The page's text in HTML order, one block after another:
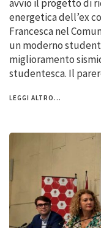
avvio il progetto di
energetica dell’ex
Francesca nel
un moderno
miglioramento
studentesca. Il
LEGGI ALTRO...